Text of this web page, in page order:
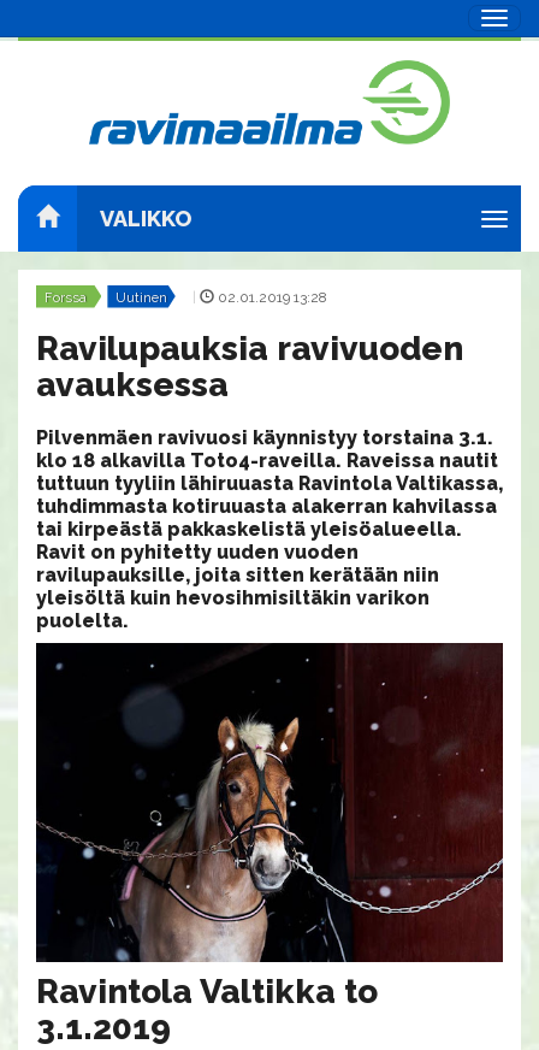
VALIKKO
Forssa Uutinen 02.01.2019 13:28
Ravilupauksia ravivuoden
avauksessa
Pilvenmäen ravivuosi käynnistyy torstaina 3.1.
klo 18 alkavilla Toto4-raveilla. Raveissa nautit
tuttuun tyyliin lähiruuasta Ravintola Valtikassa,
tuhdimmasta kotiruuasta alakerran kahvilassa
tai kirpeästä pakkaskelistä yleisöalueella.
Ravit on pyhitetty uuden vuoden
ravilupauksille, joita sitten kerätään niin
yleisöltä kuin hevosihmisiltäkin varikon
puolelta.
Ravintola Valtikka to
3.1.2019